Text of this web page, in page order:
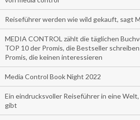
Reiseführer werden wie wild gekauft, sagt
MEDIA CONTROL zählt die täglichen
TOP 10 der Promis, die Bestseller
Promis, die keinen interessieren
Media Control Book Night 2022
Ein eindrucksvoller Reiseführer in eine
gibt